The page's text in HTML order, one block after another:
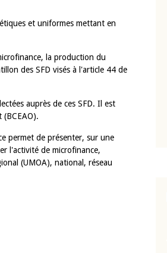
et uniformes mettant en
la production du
des SFD visés à l'article 44 de
auprès de ces SFD. Il est
permet de présenter, sur une
l'activité de microfinance,
(UMOA), national, réseau